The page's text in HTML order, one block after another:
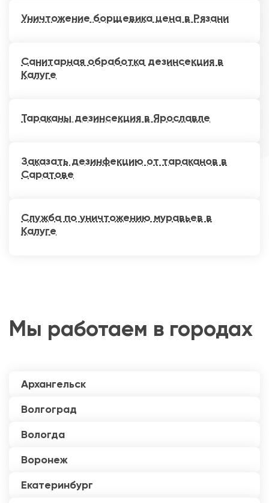
Уничтожение борщевика цена в Рязани
Санитарная обработка дезинсекция в
Калуге
Тараканы дезинсекция в Ярославле
Заказать дезинфекцию от тараканов в
Саратове
Служба по уничтожению муравьев в
Калуге
Мы работаем в городах
Архангельск
Волгоград
Вологда
Воронеж
Екатеринбург